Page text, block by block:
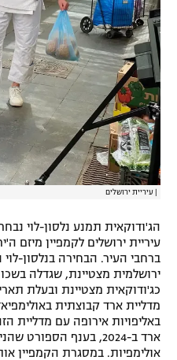
רשיון להקרנה פומבית לבית
הצטרפות לחבילת הערוצים
לוח דרושים – ג'ובנט
תגיות
המגזין
עיריית ירושלים
הג'ודוקאית תמנע נלסון-לוי
עיריית ירושלים לקמפיין מיזם
ברחבי העיר. הבחירה בנלסון-
ירושלמית מצטיינת, שגדלה
כג'ודוקאית מצטיינת ובעלת
ארד ב-2024, בענף
אולימפיות. במסגרת הקמפיין